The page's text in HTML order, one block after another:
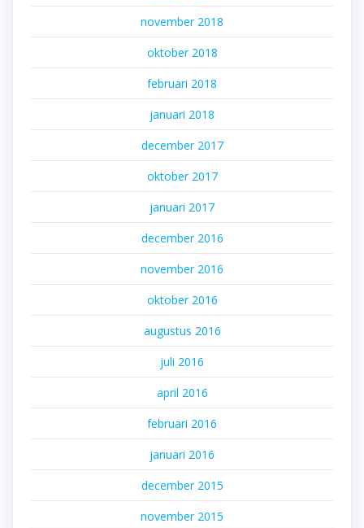
november 2018
oktober 2018
februari 2018
januari 2018
december 2017
oktober 2017
januari 2017
december 2016
november 2016
oktober 2016
augustus 2016
juli 2016
april 2016
februari 2016
januari 2016
december 2015
november 2015